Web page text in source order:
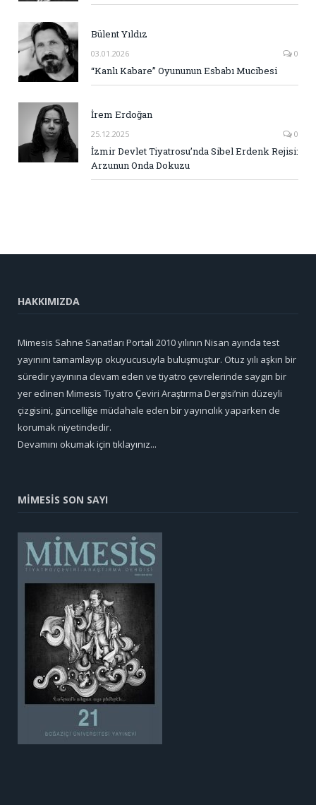
Bülent Yıldız
03.01.2026 0
“Kanlı Kabare” Oyununun Esbabı Mucibesi
İrem Erdoğan
25.12.2025 0
İzmir Devlet Tiyatrosu’nda Sibel Erdenk Rejisi:
Arzunun Onda Dokuzu
HAKKIMIZDA
Mimesis Sahne Sanatları Portali 2010 yılının Nisan ayında test
yayınını tamamlayıp okuyucusuyla buluşmuştur. Otuz yılı aşkın bir
süredir yayınına devam eden ve tiyatro çevrelerinde saygın bir
yer edinen Mimesis Tiyatro Çeviri Araştırma Dergisi’nin düzeyli
çizgisini, güncelliğe müdahale eden bir yayıncılık yaparken de
korumak niyetindedir.
Devamını okumak için tıklayınız...
MİMESİS SON SAYI